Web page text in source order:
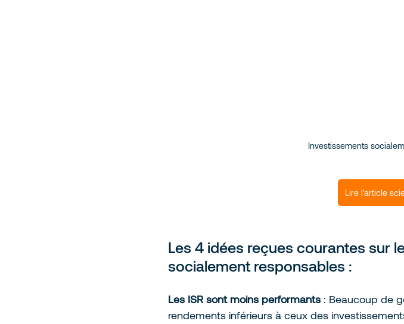
Investissements
Lire l'article
Les 4 idées reçues courantes sur
socialement responsables :
Les ISR sont moins performants : Beaucoup de
rendements inférieurs à ceux des